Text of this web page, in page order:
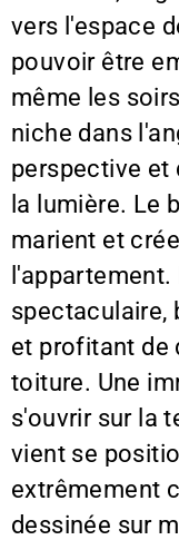
vers l'espace
pouvoir être
même les
niche dans
perspective et
la lumière. Le
marient et
spectaculaire,
et profitant de
toiture. Une
s'ouvrir sur la
vient se
extrêmement
dessinée sur